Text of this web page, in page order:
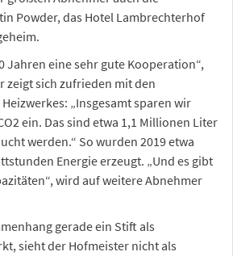
Powder, das Hotel Lambrechterhof
Jahren eine sehr gute Kooperation“,
zeigt sich zufrieden mit den
„Insgesamt sparen wir
ein. Das sind etwa 1,1 Millionen Liter
werden.“ So wurden 2019 etwa
Energie erzeugt. „Und es gibt
wird auf weitere Abnehmer
gerade ein Stift als
sieht der Hofmeister nicht als